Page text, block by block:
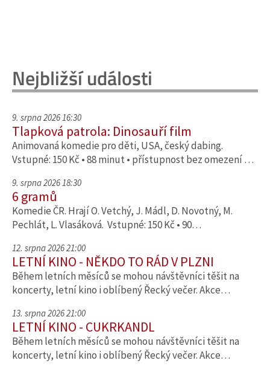
Nejbližší události
9. srpna 2026 16:30
Tlapková patrola: Dinosauří film
Animovaná komedie pro děti, USA, český dabing.
Vstupné: 150 Kč • 88 minut • přístupnost bez omezení …
9. srpna 2026 18:30
6 gramů
Komedie ČR. Hrají O. Vetchý, J. Mádl, D. Novotný, M.
Pechlát, L. Vlasáková. Vstupné: 150 Kč • 90…
12. srpna 2026 21:00
LETNÍ KINO - NĚKDO TO RÁD V PLZNI
Během letních měsíců se mohou návštěvníci těšit na
koncerty, letní kino i oblíbený Řecký večer. Akce…
13. srpna 2026 21:00
LETNÍ KINO - CUKRKANDL
Během letních měsíců se mohou návštěvníci těšit na
koncerty, letní kino i oblíbený Řecký večer. Akce…